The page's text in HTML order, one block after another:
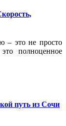
– это не просто
полноценное
путь из Сочи